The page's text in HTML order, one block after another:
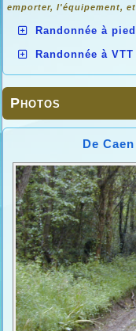
emporter, l'équipement,
Randonnée à pied
Randonnée à VTT
Photos
De